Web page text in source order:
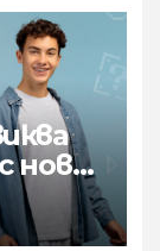
нова